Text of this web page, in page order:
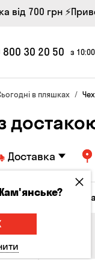
від 700 грн
800 30 20 50 з
в пляшках
Доставка
Лікери та